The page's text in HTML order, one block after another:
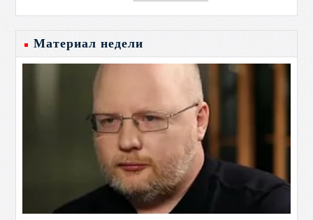
Материал недели